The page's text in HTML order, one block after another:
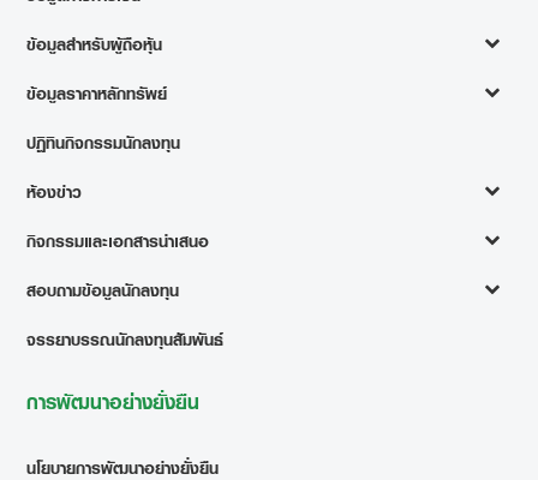
ข้อมูลสำหรับผู้ถือหุ้น
ข้อมูลราคาหลักทรัพย์
ปฏิทินกิจกรรมนักลงทุน
ห้องข่าว
กิจกรรมและเอกสารนำเสนอ
สอบถามข้อมูลนักลงทุน
จรรยาบรรณนักลงทุนสัมพันธ์
การพัฒนาอย่างยั่งยืน
นโยบายการพัฒนาอย่างยั่งยืน